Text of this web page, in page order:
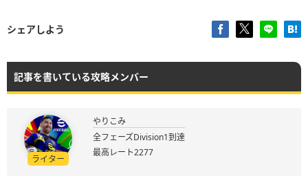
シェアしよう
記事を書いている攻略メンバー
ライター
やりこみ
全フェーズDivision1到達
最高レート2277